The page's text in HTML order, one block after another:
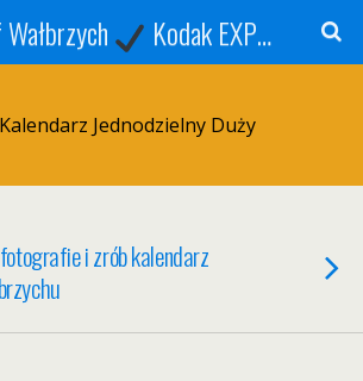
Kodak EXPRESS
Jednodzielny Duży
i zrób kalendarz